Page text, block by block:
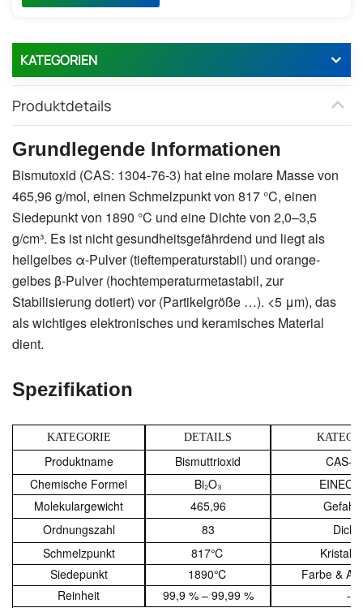
KATEGORIEN
Produktdetails
Grundlegende Informationen
Bismutoxid (CAS: 1304-76-3) hat eine molare Masse von
465,96 g/mol, einen Schmelzpunkt von 817 °C, einen
Siedepunkt von 1890 °C und eine Dichte von 2,0–3,5
g/cm³. Es ist nicht gesundheitsgefährdend und liegt als
hellgelbes α-Pulver (tieftemperaturstabil) und orange-
gelbes β-Pulver (hochtemperaturmetastabil, zur
Stabilisierung dotiert) vor (Partikelgröße …). <5 μm), das
als wichtiges elektronisches und keramisches Material
dient.
Spezifikation
KATEGORIE DETAILS
Produktname Bismuttrioxid
CAS-
Chemische Formel
Bi₂O₃
Molekulargewicht
465,96
Ordnungszahl
83
Schmelzpunkt
817℃
Siedepunkt
1890℃
Farbe &
Reinheit
99,9 % – 99,99 %
-